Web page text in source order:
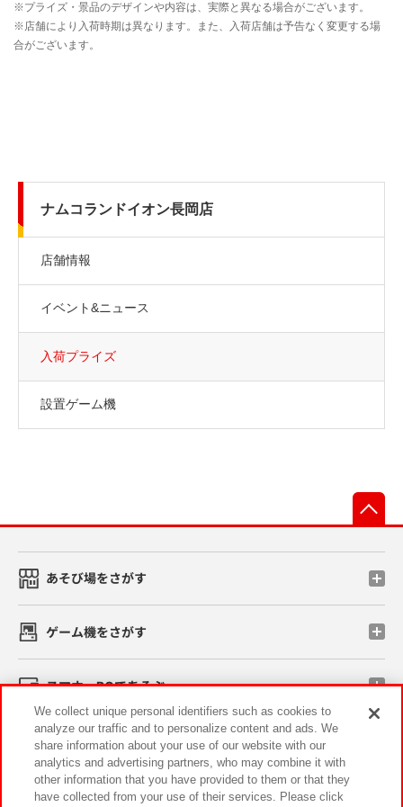
ナムコランドイオン長岡店
店舗情報
イベント&ニュース
入荷プライズ
設置ゲーム機
あそび場をさがす
ゲーム機をさがす
スマホ・PCであそぶ
イベント・キャンペーン
We collect unique personal identifiers such as cookies to
analyze our traffic and to personalize content and ads. We
share information about your use of our website with our
analytics and advertising partners, who may combine it with
other information that you have provided to them or that they
have collected from your use of their services. Please click